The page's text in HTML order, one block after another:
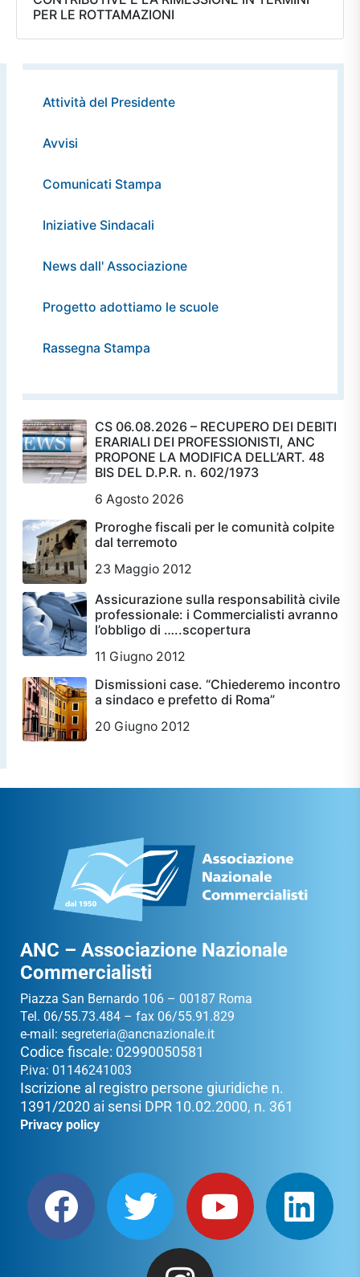
PER LE ROTTAMAZIONI
Attività del Presidente
Avvisi
Comunicati Stampa
Iniziative Sindacali
News dall' Associazione
Progetto adottiamo le scuole
Rassegna Stampa
CS 06.08.2026 – RECUPERO DEI DEBITI
ERARIALI DEI PROFESSIONISTI, ANC
PROPONE LA MODIFICA DELL’ART. 48
BIS DEL D.P.R. n. 602/1973
6 Agosto 2026
Proroghe fiscali per le comunità colpite
dal terremoto
23 Maggio 2012
Assicurazione sulla responsabilità civile
professionale: i Commercialisti avranno
l’obbligo di …..scopertura
11 Giugno 2012
Dismissioni case. “Chiederemo incontro
a sindaco e prefetto di Roma”
20 Giugno 2012
ANC – Associazione Nazionale
Commercialisti
Piazza San Bernardo 106 – 00187 Roma
Tel. 06/55.73.484 – fax 06/55.91.829
e-mail: segreteria@ancnazionale.it
Codice fiscale: 02990050581
P.iva: 01146241003
Iscrizione al registro persone giuridiche n.
1391/2020 ai sensi DPR 10.02.2000, n. 361
Privacy policy